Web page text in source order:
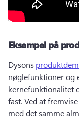
Eksempel på
Dysons
nøglefunktioner og
kernefunktionalitet
fast. Ved at
med det samme